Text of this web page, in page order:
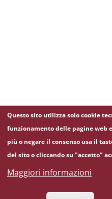
Questo sito utilizza solo cookie
funzionamento delle pagine web
più o negare il consenso usa il
del sito o cliccando su "accetto"
Maggiori informazioni